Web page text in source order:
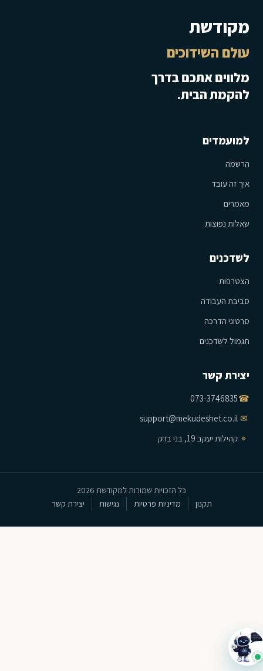
מקודשת
עולם השידוכים
מלווים אתכם בדרך
להקמת הבית.
למועמדים
הרשמה
איך זה עובד
מאמרים
שאלות נפוצות
לשדכנים
הצטרפות
סביבת העבודה
סרטוני הדרכה
תגמול לשדכנים
יצירת קשר
☎
073-3746835
✉
support@mekudeshet.co.il
⌖ קהילות יעקב 19, בני ברק
כל הזכויות שמורות למקודשת 2026
תקנון
מדיניות פרטיות נגישות יצירת קשר